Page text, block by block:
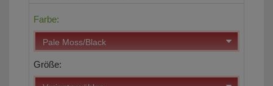
Farbe:
Größe: